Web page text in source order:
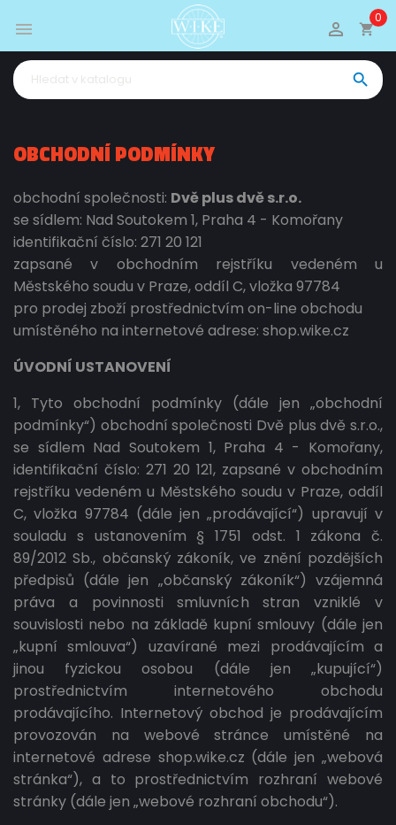
 shopping_cart
0


OBCHODNÍ PODMÍNKY
obchodní společnosti: Dvě plus dvě s.r.o.
se sídlem: Nad Soutokem 1, Praha 4 - Komořany
identifikační číslo: 271 20 121
zapsané v obchodním rejstříku vedeném u
Městského soudu v Praze, oddíl C, vložka 97784
pro prodej zboží prostřednictvím on-line obchodu
umístěného na internetové adrese: shop.wike.cz
ÚVODNÍ USTANOVENÍ
1, Tyto obchodní podmínky (dále jen „obchodní
podmínky“) obchodní společnosti Dvě plus dvě s.r.o.,
se sídlem Nad Soutokem 1, Praha 4 - Komořany,
identifikační číslo: 271 20 121, zapsané v obchodním
rejstříku vedeném u Městského soudu v Praze, oddíl
C, vložka 97784 (dále jen „prodávající“) upravují v
souladu s ustanovením § 1751 odst. 1 zákona č.
89/2012 Sb., občanský zákoník, ve znění pozdějších
předpisů (dále jen „občanský zákoník“) vzájemná
práva a povinnosti smluvních stran vzniklé v
souvislosti nebo na základě kupní smlouvy (dále jen
„kupní smlouva“) uzavírané mezi prodávajícím a
jinou fyzickou osobou (dále jen „kupující“)
prostřednictvím internetového obchodu
prodávajícího. Internetový obchod je prodávajícím
provozován na webové stránce umístěné na
internetové adrese shop.wike.cz (dále jen „webová
stránka“), a to prostřednictvím rozhraní webové
stránky (dále jen „webové rozhraní obchodu“).